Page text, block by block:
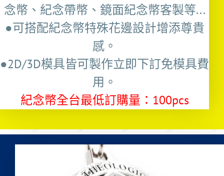
念幣、紀念帶幣、鏡面紀念幣客製等...
●可搭配紀念幣特殊花邊設計增添尊貴
感。
●2D/3D模具皆可製作立即下訂免模具費
用。
紀念幣全台最低訂購量：100pcs